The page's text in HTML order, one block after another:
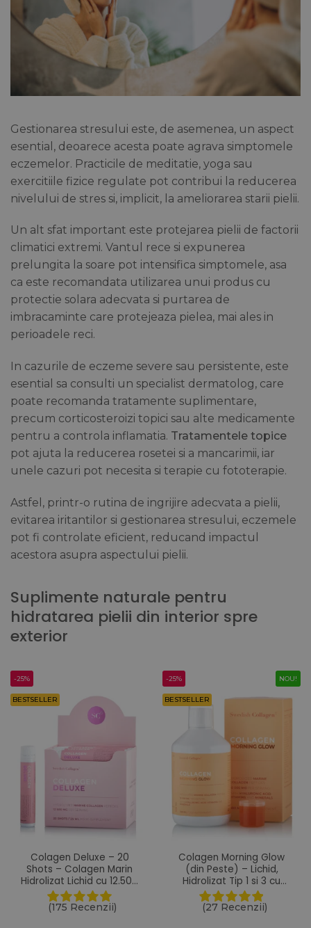
Gestionarea stresului este, de asemenea, un aspect
esential, deoarece acesta poate agrava simptomele
eczemelor. Practicile de meditatie, yoga sau
exercitiile fizice regulate pot contribui la reducerea
nivelului de stres si, implicit, la ameliorarea starii pielii.
Un alt sfat important este protejarea pielii de factorii
climatici extremi. Vantul rece si expunerea
prelungita la soare pot intensifica simptomele, asa
ca este recomandata utilizarea unui produs cu
protectie solara adecvata si purtarea de
imbracaminte care protejeaza pielea, mai ales in
perioadele reci.
In cazurile de eczeme severe sau persistente, este
esential sa consulti un specialist dermatolog, care
poate recomanda tratamente suplimentare,
precum corticosteroizi topici sau alte medicamente
pentru a controla inflamatia. Tratamentele topice
pot ajuta la reducerea rosetei si a mancarimii, iar
unele cazuri pot necesita si terapie cu fototerapie.
Astfel, printr-o rutina de ingrijire adecvata a pielii,
evitarea iritantilor si gestionarea stresului, eczemele
pot fi controlate eficient, reducand impactul
acestora asupra aspectului pielii.
Suplimente naturale pentru
hidratarea pielii din interior spre
exterior
-25%
BESTSELLER
Colagen Deluxe – 20
Shots – Colagen Marin
Hidrolizat Lichid cu 12.500
mg + Acid Hialuronic 75
mg + Biotina 5000 mcg +
MSM 125 mg + Zinc + Siliciu
(175 Recenzii)
-25%
BESTSELLER
NOU!
Colagen Morning Glow
(din Peste) – Lichid,
Hidrolizat Tip 1 si 3 cu
10.000 mg + Acid
Hialuronic 25 mg + Retinol
800 mcg + Biotina 5000
(27 Recenzii)